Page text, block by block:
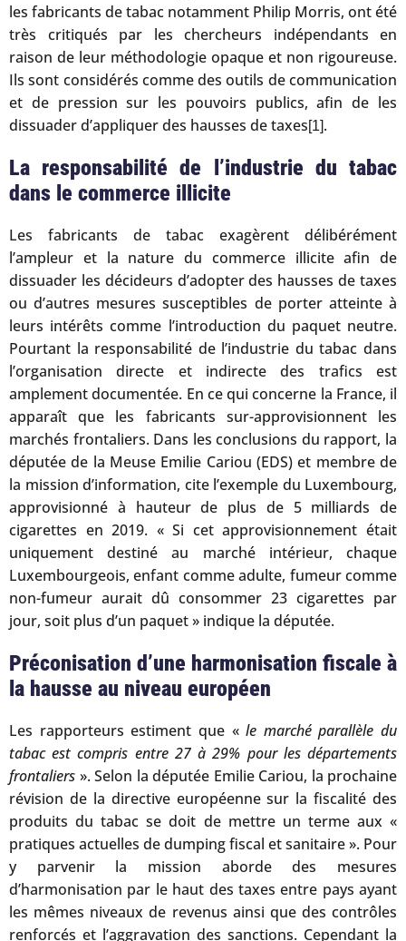
les fabricants de tabac notamment Philip Morris, ont été
très critiqués par les chercheurs indépendants en
raison de leur méthodologie opaque et non rigoureuse.
Ils sont considérés comme des outils de communication
et de pression sur les pouvoirs publics, afin de les
dissuader d’appliquer des hausses de taxes[1].
La responsabilité de l’industrie du tabac
dans le commerce illicite
Les fabricants de tabac exagèrent délibérément
l’ampleur et la nature du commerce illicite afin de
dissuader les décideurs d’adopter des hausses de taxes
ou d’autres mesures susceptibles de porter atteinte à
leurs intérêts comme l’introduction du paquet neutre.
Pourtant la responsabilité de l’industrie du tabac dans
l’organisation directe et indirecte des trafics est
amplement documentée. En ce qui concerne la France, il
apparaît que les fabricants sur-approvisionnent les
marchés frontaliers. Dans les conclusions du rapport, la
députée de la Meuse Emilie Cariou (EDS) et membre de
la mission d’information, cite l’exemple du Luxembourg,
approvisionné à hauteur de plus de 5 milliards de
cigarettes en 2019. « Si cet approvisionnement était
uniquement destiné au marché intérieur, chaque
Luxembourgeois, enfant comme adulte, fumeur comme
non-fumeur aurait dû consommer 23 cigarettes par
jour, soit plus d’un paquet » indique la députée.
Préconisation d’une harmonisation fiscale à
la hausse au niveau européen
Les rapporteurs estiment que «le marché parallèle du
tabac est compris entre 27 à 29% pour les départements
frontaliers ». Selon la députée Emilie Cariou, la prochaine
révision de la directive européenne sur la fiscalité des
produits du tabac se doit de mettre un terme aux «
pratiques actuelles de dumping fiscal et sanitaire ». Pour
y parvenir la mission aborde des mesures
d’harmonisation par le haut des taxes entre pays ayant
les mêmes niveaux de revenus ainsi que des contrôles
renforcés et l’aggravation des sanctions. Cependant la